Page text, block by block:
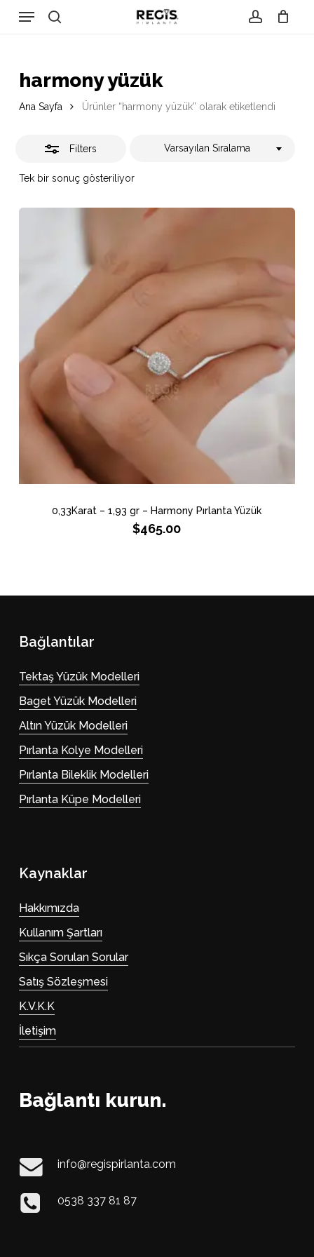
Menu
Sepetinizde ürün bulunmuyor.
harmony yüzük
Ana Sayfa Ürünler “harmony yüzük” olarak etiketlendi
Filters
Tek bir sonuç gösteriliyor
Varsayılan Sıralama
0,33Karat – 1,93 gr – Harmony Pırlanta Yüzük
$465.00
Bağlantılar
Tektaş Yüzük Modelleri
Baget Yüzük Modelleri
Altın Yüzük Modelleri
Pırlanta Kolye Modelleri
Pırlanta Bileklik Modelleri
Pırlanta Küpe Modelleri
Kaynaklar
Hakkımızda
Kullanım Şartları
Sıkça Sorulan Sorular
Satış Sözleşmesi
K.V.K.K
İletişim
Bağlantı kurun.
info@regispirlanta.com
0538 337 81 87